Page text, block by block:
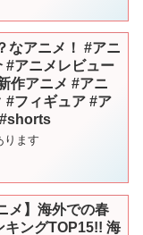
なアニメ！ #アニ
#アニメレビュー
作アニメ #アニ
#フィギュア #ア
ります
メ】海外での春
キングTOP15!! 海